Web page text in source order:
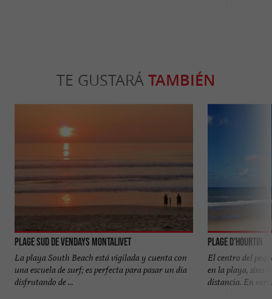
TE GUSTARÁ TAMBIÉN
Plage Sud de Vendays Montalivet
La playa South Beach está vigilada y cuenta con
una escuela de surf; es perfecta para pasar un día
disfrutando de ...
Plage d'Hourtin
El centro del
en la playa, sino
distancia. En